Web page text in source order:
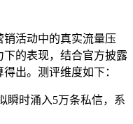
活动中的真实流量压
的表现，结合官方披露
出。测评维度如下：
瞬时涌入5万条私信，系